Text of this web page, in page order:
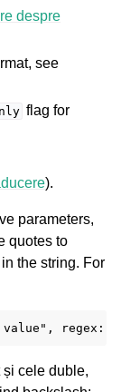
despre
see
flag for
).
parameters,
quotes to
the string. For
cele duble,